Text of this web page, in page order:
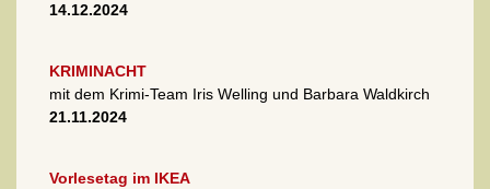
14.12.2024
KRIMINACHT
mit dem Krimi-Team Iris Welling und Barbara Waldkirch
21.11.2024
Vorlesetag im IKEA